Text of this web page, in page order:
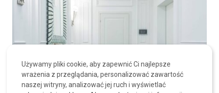
Używamy pliki cookie, aby zapewnić Ci najlepsze
wrażenia z przeglądania, personalizować zawartość
naszej witryny, analizować jej ruch i wyświetlać